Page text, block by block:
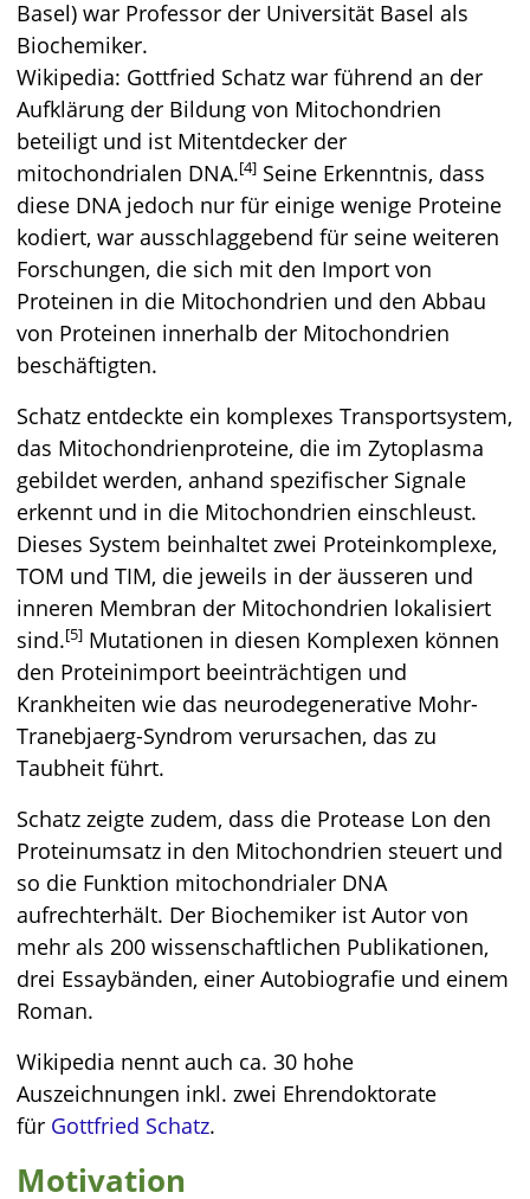
Basel) war Professor der Universität Basel als
Biochemiker.
Wikipedia: Gottfried Schatz war führend an der
Aufklärung der Bildung von Mitochondrien
beteiligt und ist Mitentdecker der
mitochondrialen DNA.[4] Seine Erkenntnis, dass
diese DNA jedoch nur für einige wenige Proteine
kodiert, war ausschlaggebend für seine weiteren
Forschungen, die sich mit den Import von
Proteinen in die Mitochondrien und den Abbau
von Proteinen innerhalb der Mitochondrien
beschäftigten.
Schatz entdeckte ein komplexes Transportsystem,
das Mitochondrienproteine, die im Zytoplasma
gebildet werden, anhand spezifischer Signale
erkennt und in die Mitochondrien einschleust.
Dieses System beinhaltet zwei Proteinkomplexe,
TOM und TIM, die jeweils in der äusseren und
inneren Membran der Mitochondrien lokalisiert
sind.[5] Mutationen in diesen Komplexen können
den Proteinimport beeinträchtigen und
Krankheiten wie das neurodegenerative Mohr-
Tranebjaerg-Syndrom verursachen, das zu
Taubheit führt.
Schatz zeigte zudem, dass die Protease Lon den
Proteinumsatz in den Mitochondrien steuert und
so die Funktion mitochondrialer DNA
aufrechterhält. Der Biochemiker ist Autor von
mehr als 200 wissenschaftlichen Publikationen,
drei Essaybänden, einer Autobiografie und einem
Roman.
Wikipedia nennt auch ca. 30 hohe
Auszeichnungen inkl. zwei Ehrendoktorate
für Gottfried Schatz.
Motivation